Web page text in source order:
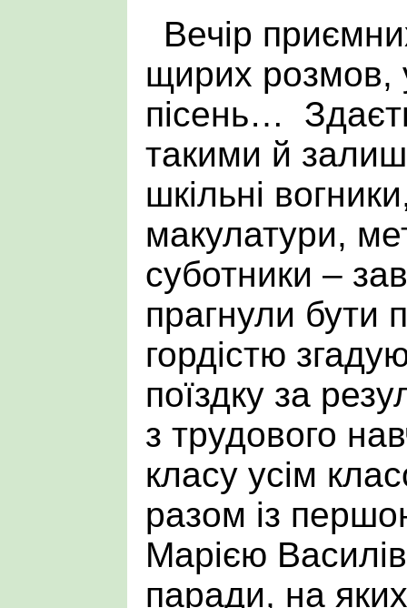
Вечір
щирих розмов,
пісень…
такими й
шкільні
макулатури,
суботники –
прагнули бути
гордістю
поїздку за
з трудового
класу усім
разом із
Марією
паради, на